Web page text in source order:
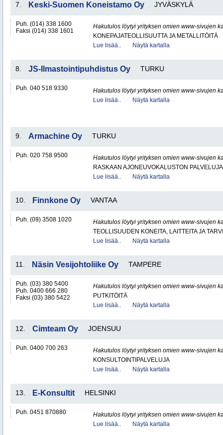
7. Keski-Suomen Koneistamo Oy JYVÄSKYLÄ
Puh. (014) 338 1600
Faksi (014) 338 1601
Hakutulos löytyi yrityksen omien www-sivujen
KONEPAJATEOLLISUUTTA JA METALLITÖITÄ
Lue lisää..
Näytä kartalla
8. JS-Ilmastointipuhdistus Oy TURKU
Puh. 040 518 9330
Hakutulos löytyi yrityksen omien www-sivujen
Lue lisää..
Näytä kartalla
9. Armachine Oy TURKU
Puh. 020 758 9500
Hakutulos löytyi yrityksen omien www-sivujen
RASKAAN AJONEUVOKALUSTON
Lue lisää..
Näytä kartalla
10. Finnkone Oy VANTAA
Puh. (09) 3508 1020
Hakutulos löytyi yrityksen omien www-sivujen
TEOLLISUUDEN KONEITA, LAITTEITA JA
Lue lisää..
Näytä kartalla
11. Näsin Vesijohtoliike Oy TAMPERE
Puh. (03) 380 5400
Puh. 0400 666 280
Faksi (03) 380 5422
Hakutulos löytyi yrityksen omien www-sivujen
PUTKITÖITÄ
Lue lisää..
Näytä kartalla
12. Cimteam Oy JOENSUU
Puh. 0400 700 263
Hakutulos löytyi yrityksen omien www-sivujen
KONSULTOINTIPALVELUJA
Lue lisää..
Näytä kartalla
13. E-Konsultit HELSINKI
Puh. 0451 870880
Hakutulos löytyi yrityksen omien www-sivujen
Lue lisää..
Näytä kartalla